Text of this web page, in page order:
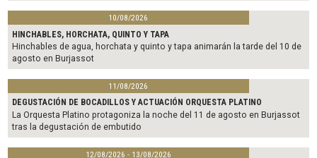
10/08/2026
HINCHABLES, HORCHATA, QUINTO Y TAPA
Hinchables de agua, horchata y quinto y tapa animarán la tarde del 10 de
agosto en Burjassot
11/08/2026
DEGUSTACIÓN DE BOCADILLOS Y ACTUACIÓN ORQUESTA PLATINO
La Orquesta Platino protagoniza la noche del 11 de agosto en Burjassot
tras la degustación de embutido
12/08/2026 - 13/08/2026